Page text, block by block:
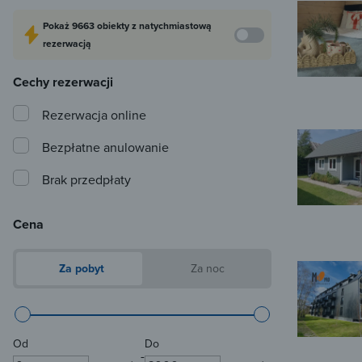
Pokaż9663 obiektyz natychmiastową
rezerwacją
Cechy rezerwacji
Rezerwacja online
Bezpłatne anulowanie
Brak przedpłaty
Cena
Za pobyt Za noc
Od
-
Do